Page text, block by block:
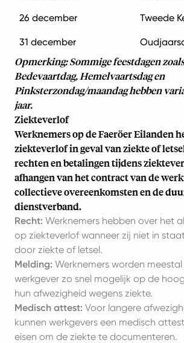
26 december Tweede
31 december
Opmerking: Sommige feestdagen
Bedevaartdag, Hemelvaartsdag en
Pinksterzondag/maandag hebben
jaar.
Ziekteverlof
Werknemers op de Faeröer Eilanden
ziekteverlof in geval van ziekte of
rechten en betalingen tijdens
afhangen van het contract van de
collectieve overeenkomsten en de
dienstverband.
Recht: Werknemers hebben over het
op ziekteverlof wanneer zij niet in
door ziekte of letsel.
Melding: Werknemers worden
werkgever zo snel mogelijk op de
hun afwezigheid wegens ziekte.
Medisch attest: Voor langere
kunnen werkgevers een medisch
eisen om de ziekte te documenteren.